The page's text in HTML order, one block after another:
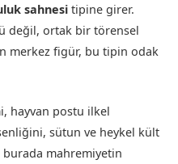
sahnesi tipine girer.
değil, ortak bir törensel
merkez figür, bu tipin odak
hayvan postu ilkel
sütun ve heykel kült
burada mahremiyetin